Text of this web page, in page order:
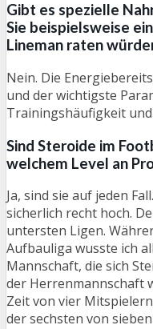
Gibt es spezielle
Sie beispielsweise
Lineman raten
Nein. Die
und der wichtigste
Trainingshäufigkeit
Sind Steroide im
welchem Level an
Ja, sind sie auf jeden
sicherlich recht hoch.
untersten Ligen.
Aufbauliga wusste ich
Mannschaft, die sich
der Herrenmannschaft
Zeit von vier
der sechsten von